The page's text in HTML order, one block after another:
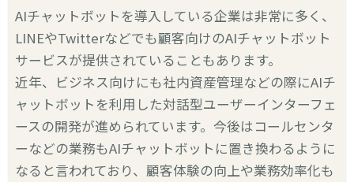
AIチャットボットを導入している企業は非常に多く、
LINEやTwitterなどでも顧客向けのAIチャットボット
サービスが提供されていることもあります。
近年、ビジネス向けにも社内資産管理などの際にAIチ
ャットボットを利用した対話型ユーザーインターフェ
ースの開発が進められています。今後はコールセンタ
ーなどの業務もAIチャットボットに置き換わるように
なると言われており、顧客体験の向上や業務効率化も